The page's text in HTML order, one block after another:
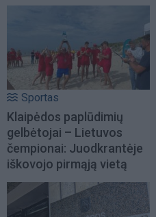
Sportas
Klaipėdos paplūdimių
gelbėtojai – Lietuvos
čempionai: Juodkrantėje
iškovojo pirmąją vietą